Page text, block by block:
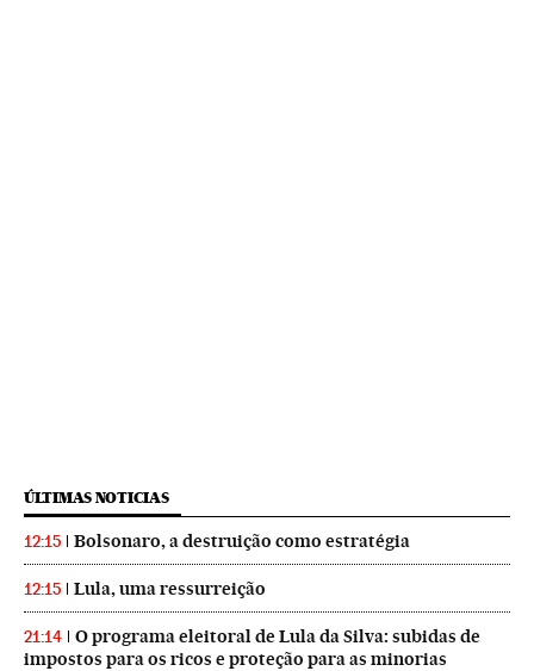
ÚLTIMAS NOTICIAS
12:15 Bolsonaro, a destruição como estratégia
12:15 Lula, uma ressurreição
21:14
O programa eleitoral de Lula da Silva: subidas de
impostos para os ricos e proteção para as minorias